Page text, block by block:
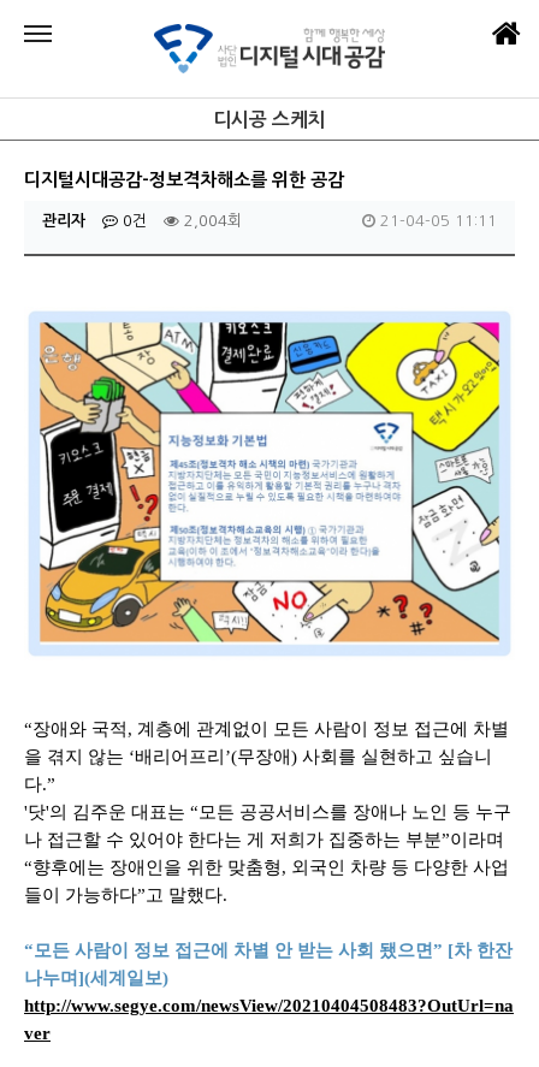
디시공 스케치
디지털시대공감-정보격차해소를 위한 공감
관리자 0건 2,004회 21-04-05 11:11
“장애와 국적, 계층에 관계없이 모든 사람이 정보 접근에 차별
을 겪지 않는 ‘배리어프리 ’(무장애) 사회를 실현하고 싶습니
다.”
'닷'의 김주운 대표는 “모든 공공서비스를 장애나 노인 등 누구
나 접근할 수 있어야 한다는 게 저희가 집중하는 부분”이라며
“향후에는 장애인을 위한 맞춤형, 외국인 차량 등 다양한 사업
들이 가능하다”고 말했다.
“모든 사람이 정보 접근에 차별 안 받는 사회 됐으면” [차 한잔
나누며](세계일보)
http://www.segye.com/newsView/20210404508483?OutUrl=na
ver